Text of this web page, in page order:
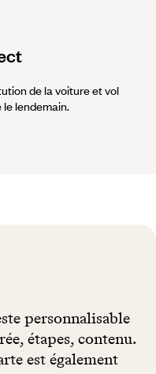
de la voiture et vol
lendemain.
personnalisable
étapes, contenu.
est également